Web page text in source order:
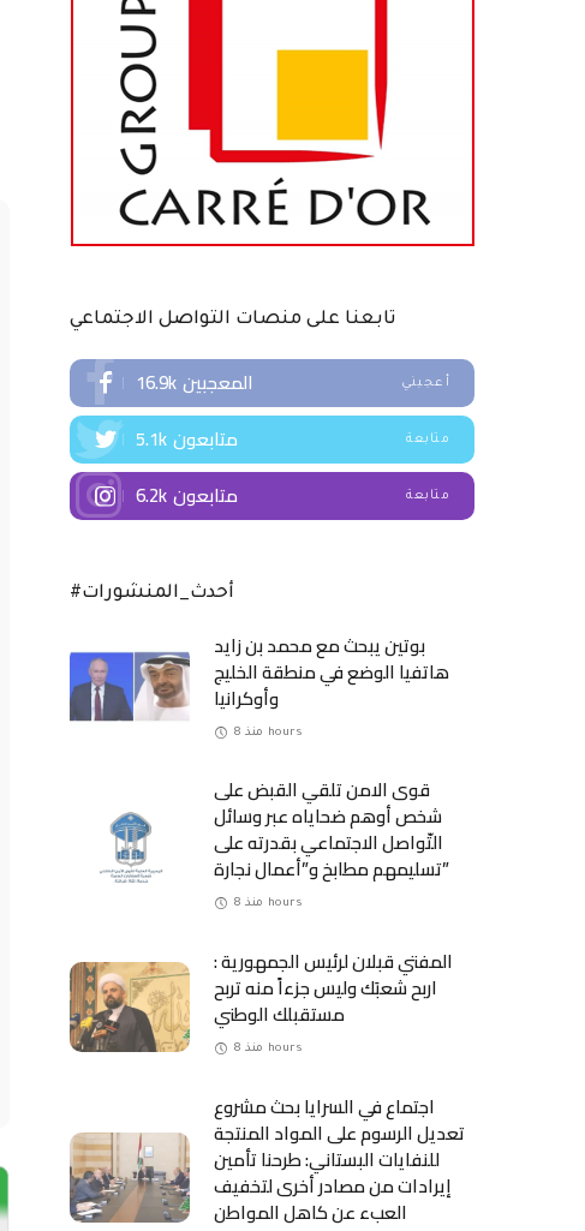
تابعنا على منصات التواصل الاجتماعي
16.9kالمعجبين أعجبني
5.1kمتابعون متابعة
6.2kمتابعون متابعة
#أحدث_المنشورات
بوتين يبحث مع محمد بن زايد
هاتفيا الوضع في منطقة الخليج
وأوكرانيا
منذ 8 hours
قوى الامن تلقي القبض على
شخص أوهم ضحاياه عبر وسائل
التّواصل الاجتماعي بقدرته على
تسليمهم مطابخ و”أعمال نجارة”
منذ 8 hours
المفتي قبلان لرئيس الجمهورية :
اربح شعبَك وليس جزءاً منه تربح
مستقبلك الوطني
منذ 8 hours
اجتماع في السرايا بحث مشروع
تعديل الرسوم على المواد المنتجة
للنفايات البستاني: طرحنا تأمين
إيرادات من مصادر أخرى لتخفيف
العبء عن كاهل المواطن